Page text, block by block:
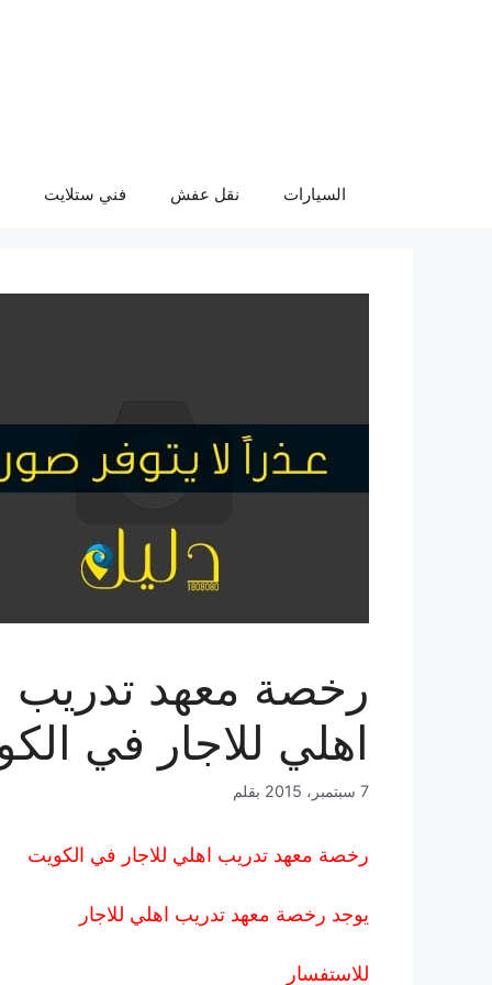
السيارات نقل عفش فني ستلايت
رخصة معهد تدريب
اهلي للاجار في
7 سبتمبر، 2015 بقلم
رخصة معهد تدريب اهلي للاجار في الكويت
يوجد رخصة معهد تدريب اهلي للاجار
للاستفسار